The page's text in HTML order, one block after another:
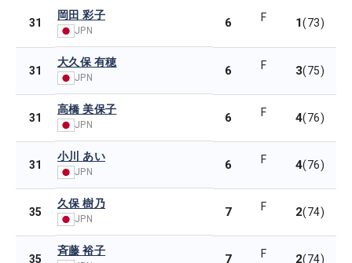
31
岡田 彩子
JPN
6 F 1(73)
31
大久保 有穂
JPN 6 F 3(75)
31
高橋 美保子
JPN 6 F 4(76)
31
小川 あい
JPN 6 F 4(76)
35
久保 樹乃
JPN 7 F 2(74)
35
斉藤 裕子
7 F 2(74)